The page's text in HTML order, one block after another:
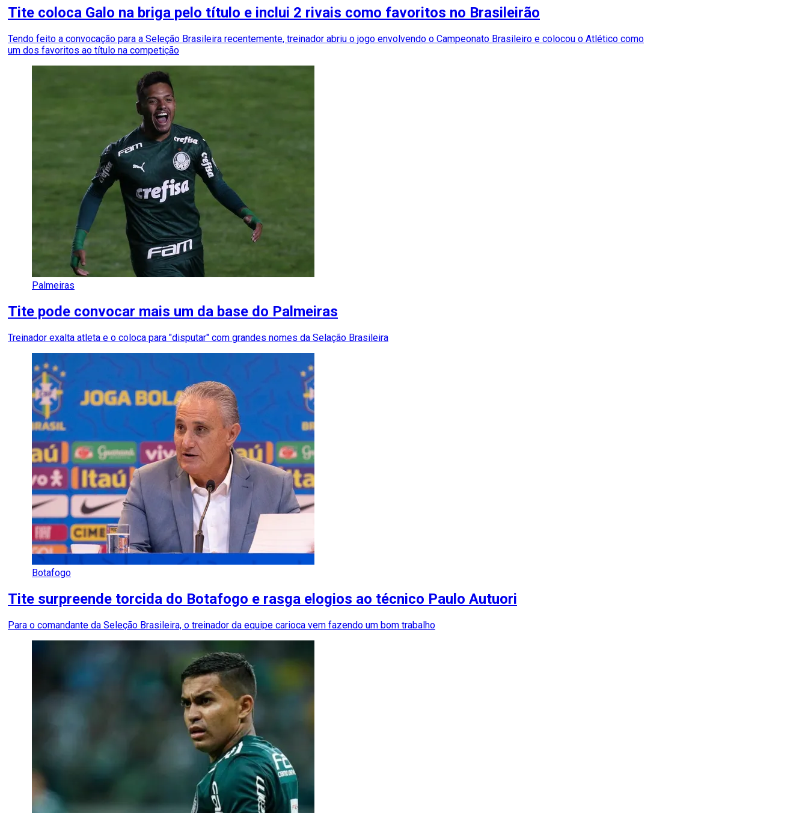
Tite coloca Galo na briga pelo título e inclui 2 rivais como favoritos no Brasileirão
Tendo feito a convocação para a Seleção Brasileira recentemente, treinador abriu o jogo envolvendo o Campeonato Brasileiro e colocou o Atlético como
um dos favoritos ao título na competição
Palmeiras
Tite pode convocar mais um da base do Palmeiras
Treinador exalta atleta e o coloca para "disputar" com grandes nomes da Selação Brasileira
Botafogo
Tite surpreende torcida do Botafogo e rasga elogios ao técnico Paulo Autuori
Para o comandante da Seleção Brasileira, o treinador da equipe carioca vem fazendo um bom trabalho